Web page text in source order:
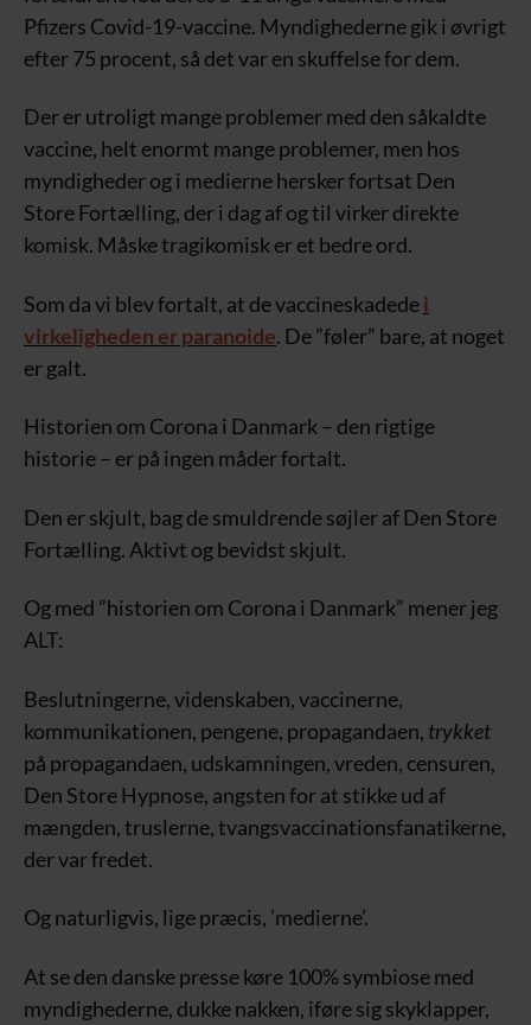
Pfizers Covid-19-vaccine. Myndighederne gik i øvrigt
efter 75 procent, så det var en skuffelse for dem.
Der er utroligt mange problemer med den såkaldte
vaccine, helt enormt mange problemer, men hos
myndigheder og i medierne hersker fortsat Den
Store Fortælling, der i dag af og til virker direkte
komisk. Måske tragikomisk er et bedre ord.
Som da vi blev fortalt, at de vaccineskadedei
virkeligheden er paranoide. De ”føler” bare, at noget
er galt.
Historien om Corona i Danmark – den rigtige
historie – er på ingen måder fortalt.
Den er skjult, bag de smuldrende søjler af Den Store
Fortælling. Aktivt og bevidst skjult.
Og med ”historien om Corona i Danmark” mener jeg
ALT:
Beslutningerne, videnskaben, vaccinerne,
kommunikationen, pengene, propagandaen, trykket
på propagandaen, udskamningen, vreden, censuren,
Den Store Hypnose, angsten for at stikke ud af
mængden, truslerne, tvangsvaccinationsfanatikerne,
der var fredet.
Og naturligvis, lige præcis, ’medierne’.
At se den danske presse køre 100% symbiose med
myndighederne, dukke nakken, iføre sig skyklapper,